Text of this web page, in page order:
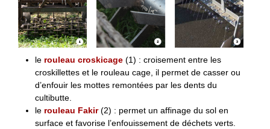
le rouleau croskicage (1) : croisement entre les
croskillettes et le rouleau cage, il permet de casser ou
d’enfouir les mottes remontées par les dents du
cultibutte.
le rouleau Fakir(2) : permet un affinage du sol en
surface et favorise l’enfouissement de déchets verts.